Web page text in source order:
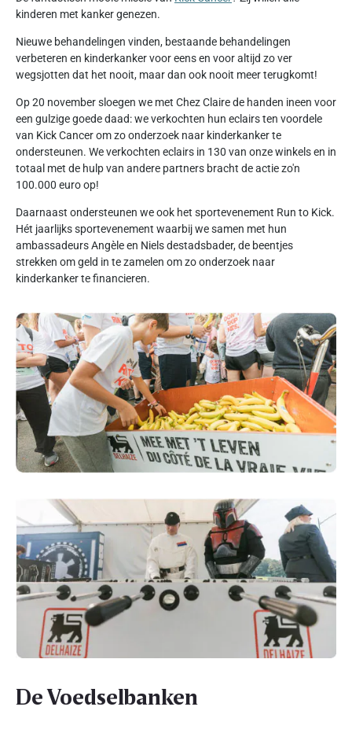
kinderen met kanker genezen.
Nieuwe behandelingen vinden, bestaande behandelingen
verbeteren en kinderkanker voor eens en voor altijd zo ver
wegsjotten dat het nooit, maar dan ook nooit meer terugkomt!
Op 20 november sloegen we met Chez Claire de handen ineen voor
een gulzige goede daad: we verkochten hun eclairs ten voordele
van Kick Cancer om zo onderzoek naar kinderkanker te
ondersteunen. We verkochten eclairs in 130 van onze winkels en in
totaal met de hulp van andere partners bracht de actie zo'n
100.000 euro op!
Daarnaast ondersteunen we ook het sportevenement Run to Kick.
Hét jaarlijks sportevenement waarbij we samen met hun
ambassadeurs Angèle en Niels destadsbader, de beentjes
strekken om geld in te zamelen om zo onderzoek naar
kinderkanker te financieren.
De Voedselbanken